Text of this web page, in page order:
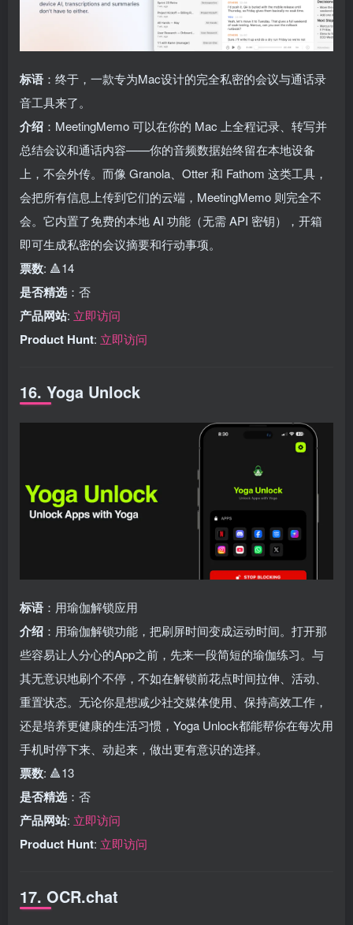
标语 ：终于，一款专为Mac设计的完全私密的会议与通话录
音工具来了。
介绍 ：MeetingMemo 可以在你的 Mac 上全程记录、转写并
总结会议和通话内容——你的音频数据始终留在本地设备
上，不会外传。而像 Granola、Otter 和 Fathom 这类工具，
会把所有信息上传到它们的云端，MeetingMemo 则完全不
会。它内置了免费的本地 AI 功能（无需 API 密钥），开箱
即可生成私密的会议摘要和行动事项。
票数: 🔺14
是否精选 ：否
产品网站: 立即访问
Product Hunt: 立即访问
16. Yoga Unlock
标语 ：用瑜伽解锁应用
介绍 ：用瑜伽解锁功能，把刷屏时间变成运动时间。打开那
些容易让人分心的App之前，先来一段简短的瑜伽练习。与
其无意识地刷个不停，不如在解锁前花点时间拉伸、活动、
重置状态。无论你是想减少社交媒体使用、保持高效工作，
还是培养更健康的生活习惯，Yoga Unlock都能帮你在每次用
手机时停下来、动起来，做出更有意识的选择。
票数: 🔺13
是否精选 ：否
产品网站: 立即访问
Product Hunt: 立即访问
17. OCR.chat